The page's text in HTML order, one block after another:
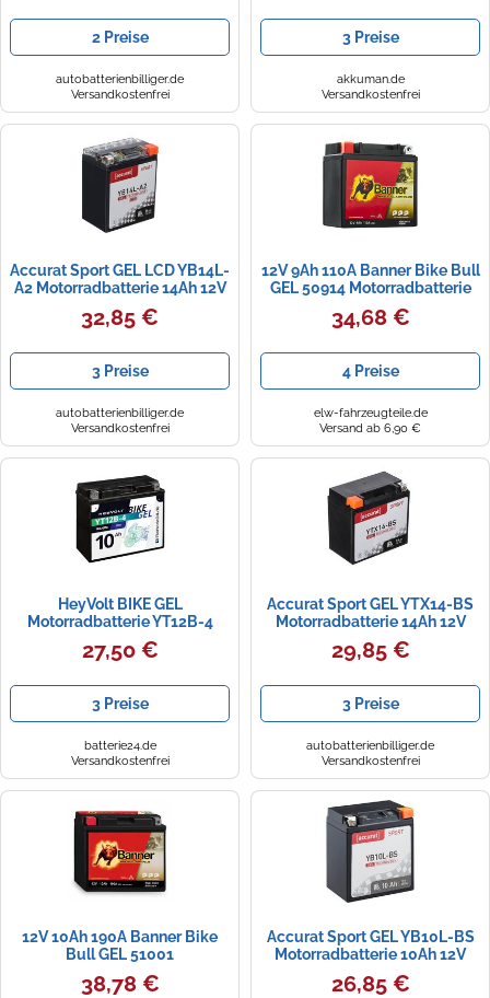
2 Preise
autobatterienbilliger.de
Versandkostenfrei
3 Preise
akkuman.de
Versandkostenfrei
Accurat Sport GEL LCD YB14L-
A2 Motorradbatterie 14Ah 12V
(DIN 51411) YG14L-A2 GEL12-
14L-A2
32,85 €
3 Preise
autobatterienbilliger.de
Versandkostenfrei
12V 9Ah 110A Banner Bike Bull
GEL 50914 Motorradbatterie
34,68 €
4 Preise
elw-fahrzeugteile.de
Versand ab 6,90 €
HeyVolt BIKE GEL
Motorradbatterie YT12B-4
51015 12V 10Ah
27,50 €
3 Preise
batterie24.de
Versandkostenfrei
Accurat Sport GEL YTX14-BS
Motorradbatterie 14Ah 12V
29,85 €
3 Preise
autobatterienbilliger.de
Versandkostenfrei
12V 10Ah 190A Banner Bike
Bull GEL 51001
Motorradbatterie GT12B-4
38,78 €
Accurat Sport GEL YB10L-BS
Motorradbatterie 10Ah 12V
26,85 €